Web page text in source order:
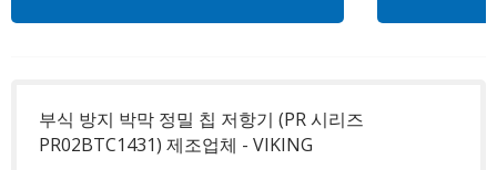
부식 방지 박막 정밀 칩 저항기 (PR 시리즈
PR02BTC1431) 제조업체 - VIKING